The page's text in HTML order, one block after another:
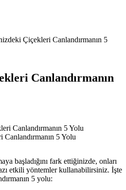
Çiçekleri Canlandırmanın 5
Canlandırmanın
5 Yolu
başladığını fark ettiğinizde, onları
etkili yöntemler kullanabilirsiniz. İşte
5 yolu: